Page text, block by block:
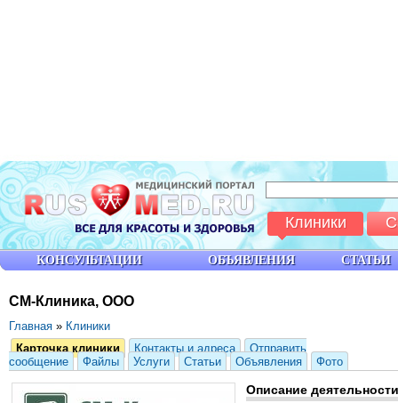
СМ-Клиника, ООО
Главная » Клиники
Карточка клиники
Контакты и адреса
Отправить
сообщение
Файлы Услуги Статьи Объявления Фото
Описание деятельности
КОНСУЛЬТАЦИИ ОБЪЯВЛЕНИЯ СТАТЬИ
Клиники